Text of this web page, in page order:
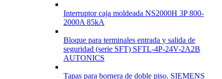
Interruptor caja moldeada NS2000H 3P 800-
2000A 85kA
Bloque para terminales entrada y salida de
seguridad (serie SFT) SFTL-4P-24V-2A2B
AUTONICS
Tapas para bornera de doble piso. SIEMENS